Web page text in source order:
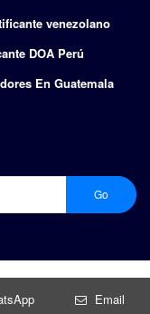
venezolano
DOA Perú
En Guatemala
Go
Email